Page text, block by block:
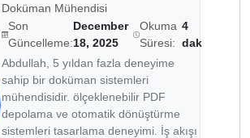
Doküman Mühendisi
Son
Güncelleme:
December
18, 2025
Okuma
Süresi:
4
dak
Abdullah, 5 yıldan fazla deneyime
sahip bir doküman sistemleri
mühendisidir. ölçeklenebilir PDF
depolama ve otomatik dönüştürme
sistemleri tasarlama deneyimi. İş akışı